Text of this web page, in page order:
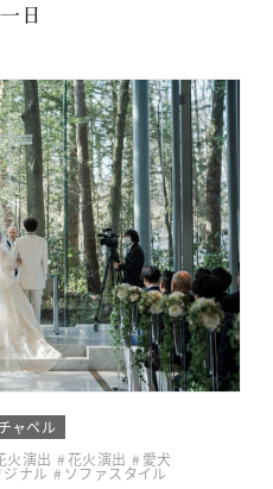
日
チャペル
火演出 花火演出 愛犬
ナル ソファスタイル